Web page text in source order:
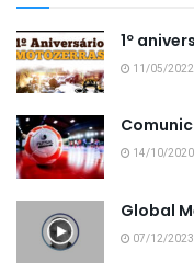
1º
11/05/2022
14/10/2020
Global
07/12/2023